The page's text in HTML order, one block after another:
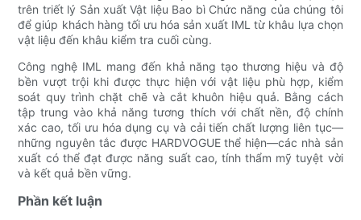
trên triết lý Sản xuất Vật liệu Bao bì Chức năng của chúng tôi
để giúp khách hàng tối ưu hóa sản xuất IML từ khâu lựa chọn
vật liệu đến khâu kiểm tra cuối cùng.
Công nghệ IML mang đến khả năng tạo thương hiệu và độ
bền vượt trội khi được thực hiện với vật liệu phù hợp, kiểm
soát quy trình chặt chẽ và cắt khuôn hiệu quả. Bằng cách
tập trung vào khả năng tương thích với chất nền, độ chính
xác cao, tối ưu hóa dụng cụ và cải tiến chất lượng liên tục—
những nguyên tắc được HARDVOGUE thể hiện—các nhà sản
xuất có thể đạt được năng suất cao, tính thẩm mỹ tuyệt vời
và kết quả bền vững.
Phần kết luận